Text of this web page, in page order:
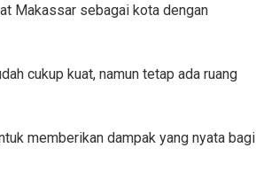
Makassar sebagai kota dengan
cukup kuat, namun tetap ada ruang
memberikan dampak yang nyata bagi